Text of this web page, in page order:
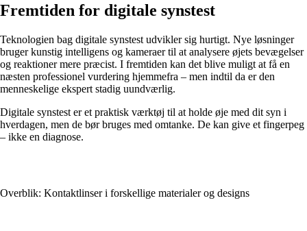
Fremtiden for digitale synstest
Teknologien bag digitale synstest udvikler sig hurtigt. Nye løsninger
bruger kunstig intelligens og kameraer til at analysere øjets bevægelser
og reaktioner mere præcist. I fremtiden kan det blive muligt at få en
næsten professionel vurdering hjemmefra – men indtil da er den
menneskelige ekspert stadig uundværlig.
Digitale synstest er et praktisk værktøj til at holde øje med dit syn i
hverdagen, men de bør bruges med omtanke. De kan give et fingerpeg
– ikke en diagnose.
Overblik: Kontaktlinser i forskellige materialer og designs